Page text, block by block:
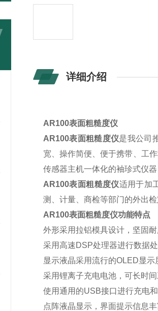
详细介绍
AR100表面粗糙度仪
AR100表面粗糙度仪是我公司
宽、操作简便、便于携带、工
传感器主机一体化的袖珍式仪
AR100表面粗糙度仪适用于加
测、计量、商检等部门的外出检
AR100表面粗糙度仪功能特点
外形采用拉铝模具设计，坚固
采用高速DSP处理器进行数据
显示液晶采用流行的OLED显示
采用锂离子充电电池，可长时
使用通用的USB接口进行充电
点阵液晶显示，界面提示信息